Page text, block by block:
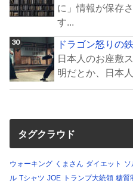
に」情報が保存
す...
ドラゴン怒りの
日本人のお座敷
明だとか、日本
タグクラウド
ウォーキング くまさん ダイエット ソ
ル Tシャツ JOE トランプ大統領 糖質